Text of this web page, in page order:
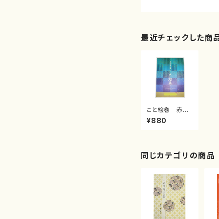
最近チェックした商
こと絵巻 赤と
んぼ（/水野 利
彦/楽譜）
¥880
同じカテゴリの商品